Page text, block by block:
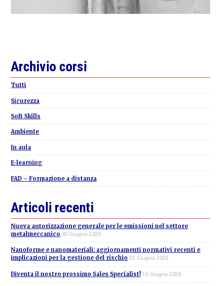
Primary
Sidebar
Archivio corsi
Tutti
Sicurezza
Soft Skills
Ambiente
In aula
E-learning
FAD – Formazione a distanza
Articoli recenti
Nuova autorizzazione generale per le emissioni nel settore
metalmeccanico 30 Giugno 2026
Nanoforme e nanomateriali: aggiornamenti normativi recenti e
implicazioni per la gestione del rischio 22 Giugno 2026
Diventa il nostro prossimo Sales Specialist! 16 Giugno 2026